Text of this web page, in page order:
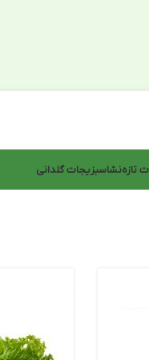
تازهنشاسبزیجات گلدانی